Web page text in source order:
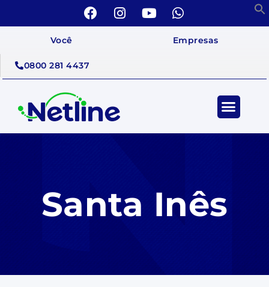
Você Empresas
0800 281 4437
Santa Inês